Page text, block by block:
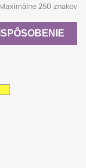
Maximálne 250 znakov